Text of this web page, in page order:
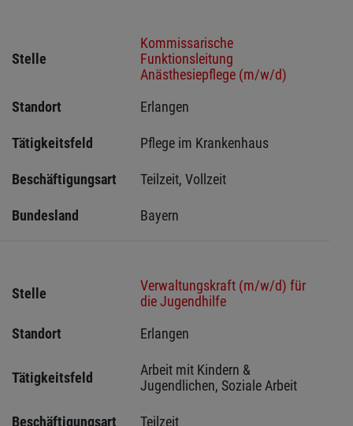
Stelle
Kommissarische
Funktionsleitung
Anästhesiepflege (m/w/d)
Standort
Erlangen
Tätigkeitsfeld Pflege im Krankenhaus
Beschäftigungsart Teilzeit, Vollzeit
Bundesland Bayern
Stelle
Verwaltungskraft (m/w/d) für
die Jugendhilfe
Standort
Erlangen
Tätigkeitsfeld
Arbeit mit Kindern &
Jugendlichen, Soziale Arbeit
Beschäftigungsart Teilzeit